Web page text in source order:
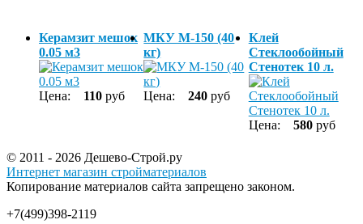
Керамзит мешок
0.05 м3
Цена: 110 руб
МКУ М-150 (40
кг)
Цена: 240 руб
Клей
Стеклообойный
Стенотек 10 л.
Цена: 580руб
© 2011 - 2026 Дешево-Строй.ру
Интернет магазин стройматериалов
Копирование материалов сайта запрещено законом.
+7(499)398-2119